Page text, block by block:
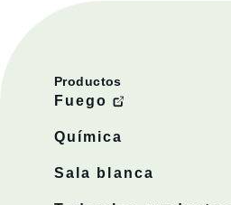
Productos
Fuego
Química
Sala blanca